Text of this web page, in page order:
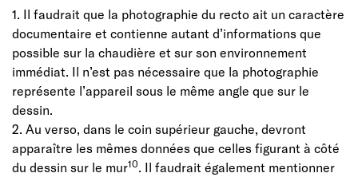
1. Il faudrait que la photographie du recto ait un caractère
documentaire et contienne autant d’informations que
possible sur la chaudière et sur son environnement
immédiat. Il n’est pas nécessaire que la photographie
représente l’appareil sous le même angle que sur le
dessin.
2. Au verso, dans le coin supérieur gauche, devront
apparaître les mêmes données que celles figurant à côté
du dessin sur le mur10. Il faudrait également mentionner